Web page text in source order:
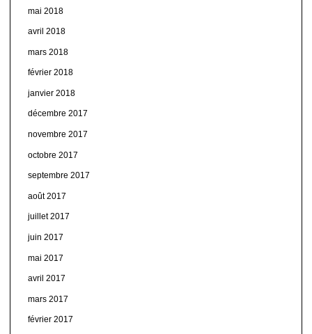
mai 2018
avril 2018
mars 2018
février 2018
janvier 2018
décembre 2017
novembre 2017
octobre 2017
septembre 2017
août 2017
juillet 2017
juin 2017
mai 2017
avril 2017
mars 2017
février 2017